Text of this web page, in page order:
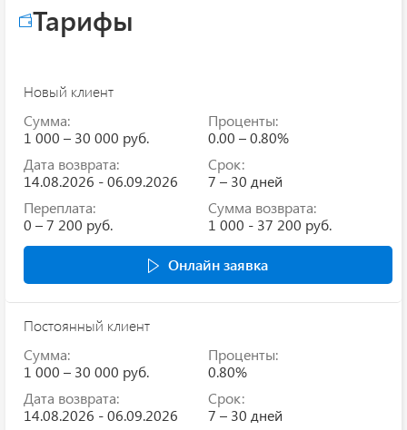
Тарифы
Новый клиент
Сумма:
1 000 – 30 000 руб.
Проценты:
0.00 – 0.80%
Дата возврата:
14.08.2026 - 06.09.2026
Срок:
7 – 30 дней
Переплата:
0 – 7 200 руб.
Сумма возврата:
1 000 - 37 200 руб.
Онлайн заявка
Постоянный клиент
Сумма:
1 000 – 30 000 руб.
Проценты:
0.80%
Дата возврата:
14.08.2026 - 06.09.2026
Срок:
7 – 30 дней